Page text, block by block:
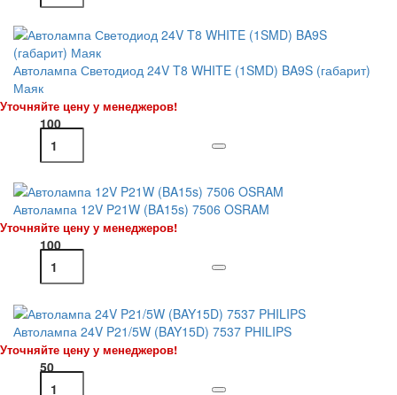
Автолампа Светодиод 24V T8 WHITE (1SMD) BA9S (габарит)
Маяк
Уточняйте цену у менеджеров!
100
Автолампа 12V P21W (BA15s) 7506 OSRAM
Уточняйте цену у менеджеров!
100
Автолампа 24V P21/5W (BAY15D) 7537 PHILIPS
Уточняйте цену у менеджеров!
50